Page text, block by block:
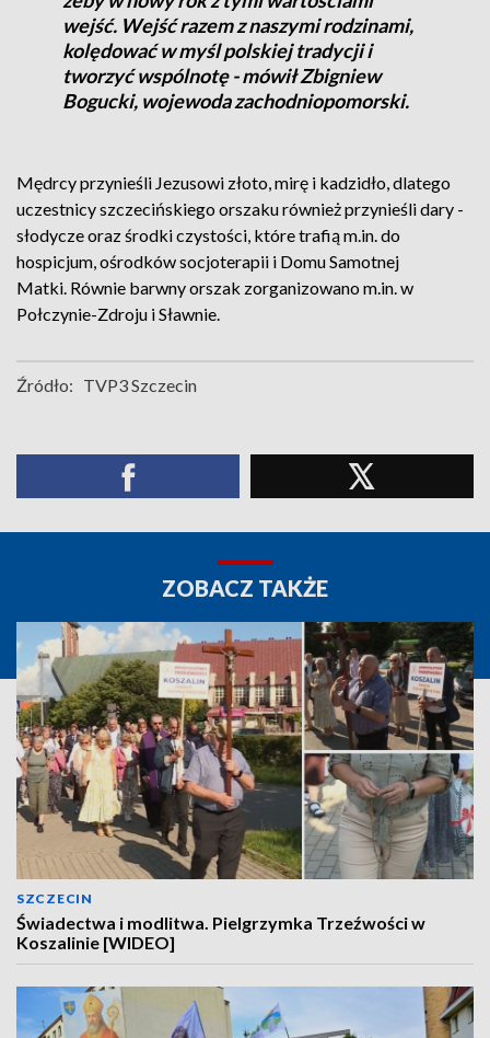
wejść. Wejść razem z naszymi rodzinami,
kolędować w myśl polskiej tradycji i
tworzyć wspólnotę - mówił Zbigniew
Bogucki, wojewoda zachodniopomorski.
Mędrcy przynieśli Jezusowi złoto, mirę i kadzidło, dlatego
uczestnicy szczecińskiego orszaku również przynieśli dary -
słodycze oraz środki czystości, które trafią m.in. do
hospicjum, ośrodków socjoterapii i Domu Samotnej
Matki. Równie barwny orszak zorganizowano m.in. w
Połczynie-Zdroju i Sławnie.
Źródło: TVP3 Szczecin
ZOBACZ TAKŻE
SZCZECIN
Świadectwa i modlitwa. Pielgrzymka Trzeźwości w
Koszalinie [WIDEO]